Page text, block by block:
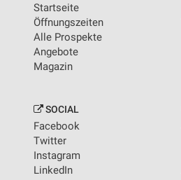
Startseite
Öffnungszeiten
Alle Prospekte
Angebote
Magazin
SOCIAL
Facebook
Twitter
Instagram
LinkedIn